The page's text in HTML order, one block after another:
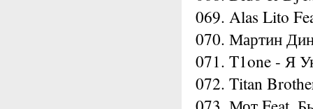
069. Alas Lito
070. Мартин
071. T1one - Я
072. Titan